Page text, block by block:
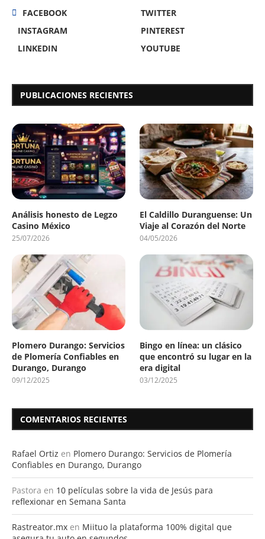
FACEBOOK
TWITTER
INSTAGRAM
PINTEREST
LINKEDIN
YOUTUBE
PUBLICACIONES RECIENTES
Análisis honesto de Legzo
Casino México
25/07/2026
El Caldillo Duranguense: Un
Viaje al Corazón del Norte
04/05/2026
Plomero Durango: Servicios
de Plomería Confiables en
Durango, Durango
09/12/2025
Bingo en línea: un clásico
que encontró su lugar en la
era digital
03/12/2025
COMENTARIOS RECIENTES
Rafael Ortiz en Plomero Durango: Servicios de Plomería
Confiables en Durango, Durango
Pastora en 10 películas sobre la vida de Jesús para
reflexionar en Semana Santa
Rastreator.mx en Miituo la plataforma 100% digital que